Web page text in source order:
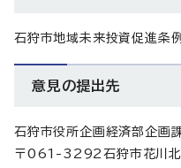
石狩市地域未来投資促進条
意見の提出先
石狩市役所企画経済部企画
〒061-3292石狩市花川